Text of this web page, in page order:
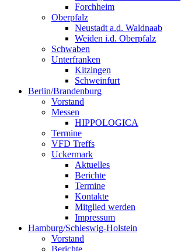
Forchheim
Oberpfalz
Neustadt a.d. Waldnaab
Weiden i.d. Oberpfalz
Schwaben
Unterfranken
Kitzingen
Schweinfurt
Berlin/Brandenburg
Vorstand
Messen
HIPPOLOGICA
Termine
VFD Treffs
Uckermark
Aktuelles
Berichte
Termine
Kontakte
Mitglied werden
Impressum
Hamburg/Schleswig-Holstein
Vorstand
Berichte